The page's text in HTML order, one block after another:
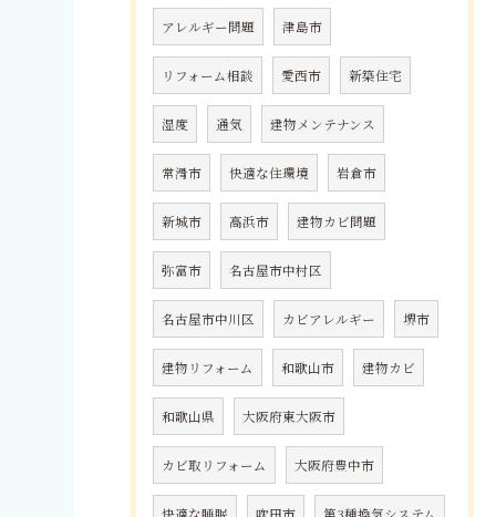
アレルギー問題 津島市
リフォーム相談 愛西市 新築住宅
湿度 通気 建物メンテナンス
常滑市 快適な住環境 岩倉市
新城市 高浜市 建物カビ問題
弥富市 名古屋市中村区
名古屋市中川区 カビアレルギー 堺市
建物リフォーム 和歌山市 建物カビ
和歌山県 大阪府東大阪市
カビ取リフォーム 大阪府豊中市